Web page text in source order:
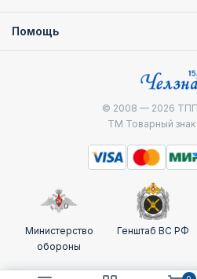
Помощь
© 2008 — 2026
ТМ Товарный
Министерство
обороны
Генштаб ВС РФ